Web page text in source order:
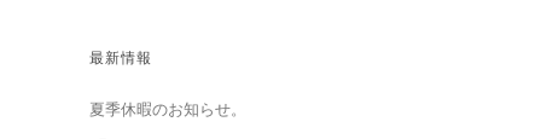
最新情報
夏季休暇のお知らせ。